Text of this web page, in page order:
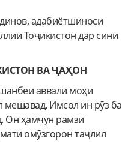
адабиётшиноси
Тоҷикистон дар сини
ВА ҶАҲОН
аввали моҳи
мешавад. Имсол ин рӯз ба
Он ҳамчун рамзи
омӯзгорон таҷлил